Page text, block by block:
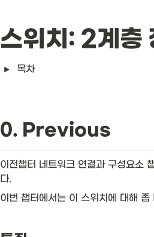
스위치: 2계층
목차
0. Previous
이전챕터 네트워크 연결과 구성요소
다.
이번 챕터에서는 이 스위치에 대해